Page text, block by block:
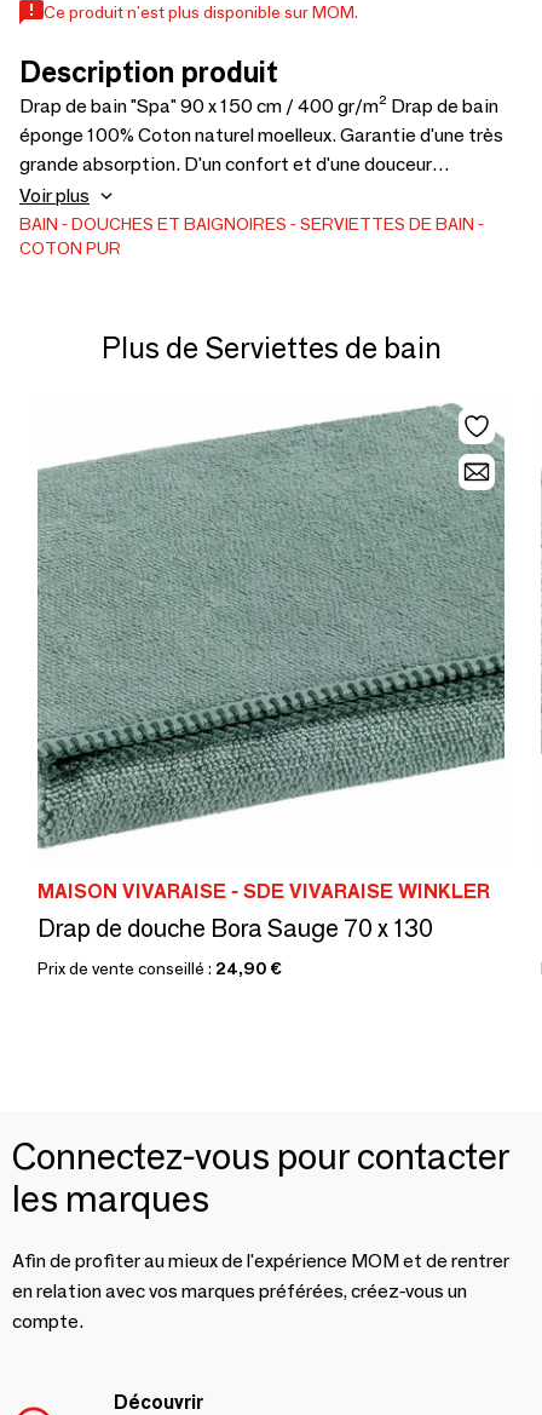
Ce produit n'est plus disponible sur MOM.
Description produit
Drap de bain "Spa" 90 x 150 cm / 400 gr/m² Drap de bain
éponge 100% Coton naturel moelleux. Garantie d'une très
grande absorption. D'un confort et d'une douceur
exceptionnels. Ce drap de bain éponge convient pour des
usages fréquents et a été conçu pour préserver sa couleur
même après plusieurs cycles de lavage. Existe également
Serviette invité 30 x 50 cm Tapis de bain "Spa" 100% Coton
50 x 80 cm cm Gant de toilette 15 x 21 cm
Voir plus
BAIN DOUCHES ET BAIGNOIRES
SERVIETTES DE BAIN
COTON PUR
Plus de Serviettes de bain
MAISON VIVARAISE - SDE VIVARAISE WINKLER
Drap de douche Bora Sauge 70 x 130
Prix de vente conseillé : 24,90 €
Connectez-vous pour contacter
les marques
Afin de profiter au mieux de l'expérience MOM et de rentrer
en relation avec vos marques préférées, créez-vous un
compte.
Découvrir